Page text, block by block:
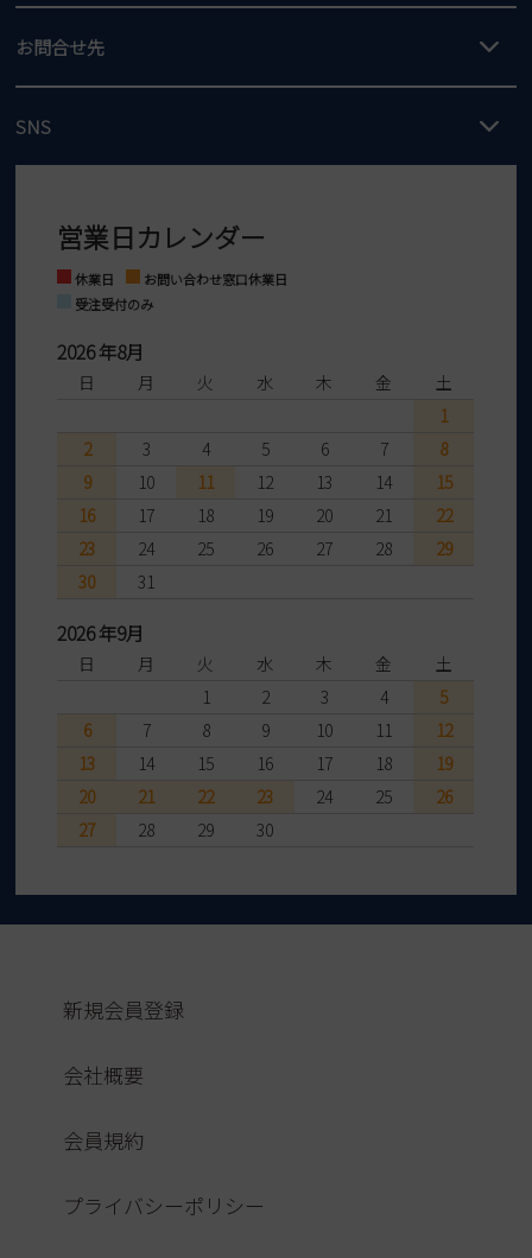
3,980円（税込）以上お買い上げで送料無料
ご利用ください。
発送日・送料詳細についてはご利用ガイドを
ご利用ください。
の片道無料サービスを実施中！
ントとしても安心してご利用いただけるよう、サイズ交換の受付期
さい。
お問合せ先
営業時間：11時～17時
※土日祝はお問い合わせ窓口休業日となります。
SNS
Facebook Instagram
営業日カレンダー
休業日
お問い合わせ窓口休業日
受注受付のみ
2026 年8月
日 月 火 水 木 金
土
1
2
3 4 5 6 7
8
9
10 11 12 13 14
15
16
17 18 19 20 21
22
23
24 25 26 27 28
29
30
31
2026 年9月
日 月 火 水 木 金
土
1
2 3 4
5
6
7 8 9 10 11
12
13
14 15 16 17 18
19
20
21 22 23 24 25
26
27
28 29 30
新規会員登録
会社概要
会員規約
プライバシーポリシー